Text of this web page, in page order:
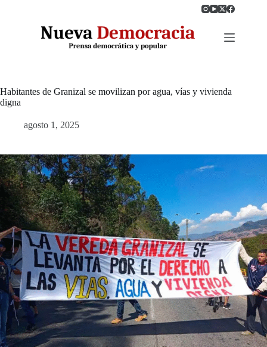
Habitantes de Granizal se movilizan por agua, vías y vivienda
digna
agosto 1, 2025